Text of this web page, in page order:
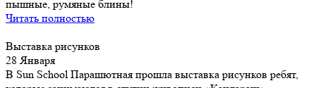
пышные, румяные блины!
Читать полностью
Выставка рисунков
28 Января
В Sun School Парашютная прошла выставка рисунков ребят,